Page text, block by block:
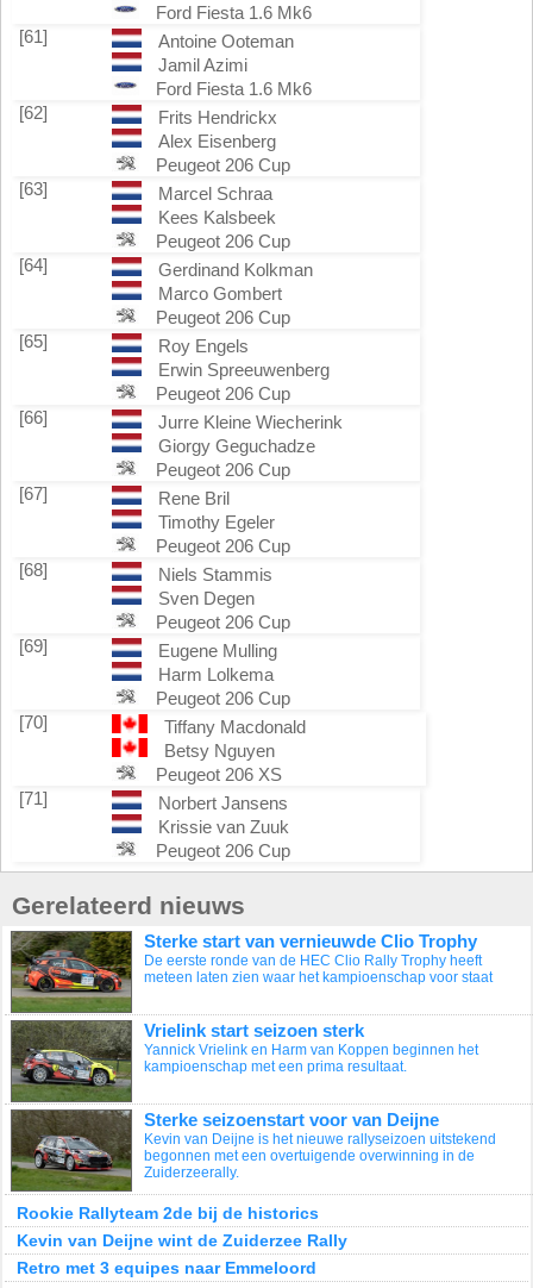
Ford Fiesta 1.6 Mk6
[61]
Antoine Ooteman
Jamil Azimi
Ford Fiesta 1.6 Mk6
[62]
Frits Hendrickx
Alex Eisenberg
Peugeot 206 Cup
[63]
Marcel Schraa
Kees Kalsbeek
Peugeot 206 Cup
[64]
Gerdinand Kolkman
Marco Gombert
Peugeot 206 Cup
[65]
Roy Engels
Erwin Spreeuwenberg
Peugeot 206 Cup
[66]
Jurre Kleine Wiecherink
Giorgy Geguchadze
Peugeot 206 Cup
[67]
Rene Bril
Timothy Egeler
Peugeot 206 Cup
[68]
Niels Stammis
Sven Degen
Peugeot 206 Cup
[69]
Eugene Mulling
Harm Lolkema
Peugeot 206 Cup
[70]
Tiffany Macdonald
Betsy Nguyen
Peugeot 206 XS
[71]
Norbert Jansens
Krissie van Zuuk
Peugeot 206 Cup
Gerelateerd nieuws
Sterke start van vernieuwde Clio Trophy
De eerste ronde van de HEC Clio Rally Trophy heeft
meteen laten zien waar het kampioenschap voor staat
Vrielink start seizoen sterk
Yannick Vrielink en Harm van Koppen beginnen het
kampioenschap met een prima resultaat.
Sterke seizoenstart voor van Deijne
Kevin van Deijne is het nieuwe rallyseizoen uitstekend
begonnen met een overtuigende overwinning in de
Zuiderzeerally.
Rookie Rallyteam 2de bij de historics
Kevin van Deijne wint de Zuiderzee Rally
Retro met 3 equipes naar Emmeloord